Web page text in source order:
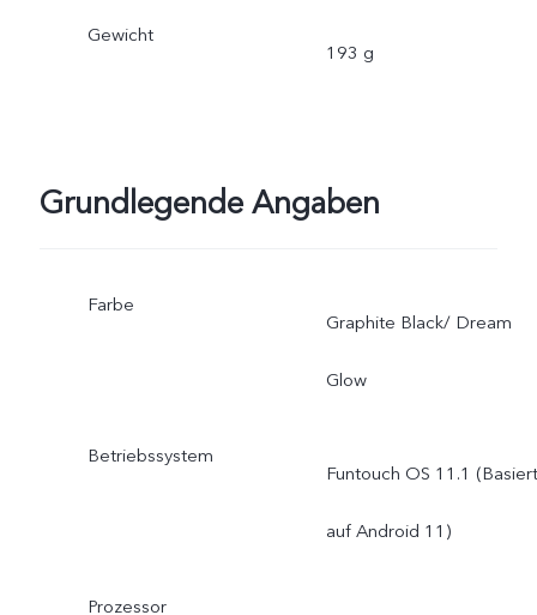
Gewicht
193 g
Grundlegende Angaben
Farbe
Graphite Black/ Dream
Glow
Betriebssystem
Funtouch OS 11.1 (Basiert
auf Android 11)
Prozessor